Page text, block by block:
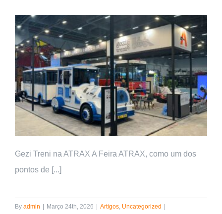
Gezi Treni na ATRAX A Feira ATRAX, como um dos
pontos de [...]
By admin | Março 24th, 2026 | Artigos Uncategorized |